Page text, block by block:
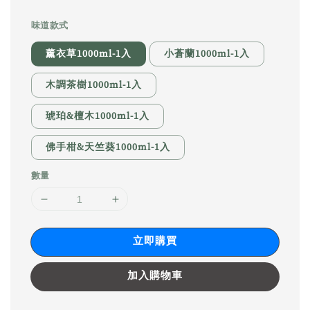
味道款式
薰衣草1000ml-1入 小蒼蘭1000ml-1入
木調茶樹1000ml-1入
琥珀&檀木1000ml-1入
佛手柑&天竺葵1000ml-1入
數量
立即購買
加入購物車